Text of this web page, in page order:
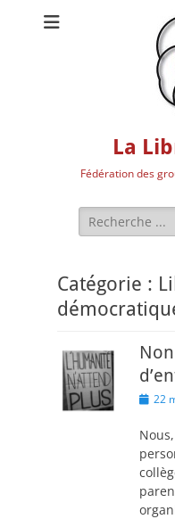
La
Fédération des
Rechercher :
Catégorie :
Posted
22